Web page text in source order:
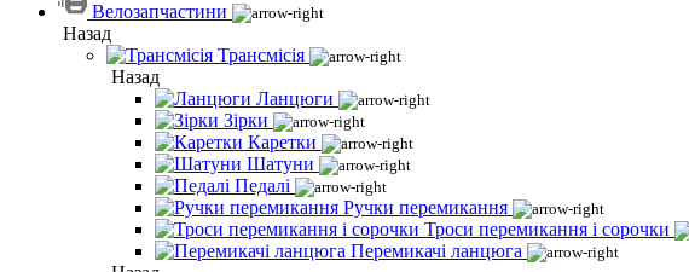
Велозапчастини
Назад
Трансмісія
Назад
Ланцюги
Зірки
Каретки
Шатуни
Педалі
Ручки перемикання
Троси перемикання і сорочки
Перемикачі ланцюга